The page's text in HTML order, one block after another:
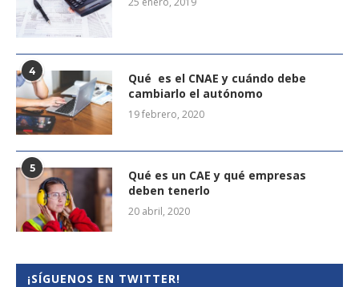
4
Qué es el CNAE y cuándo debe
cambiarlo el autónomo
19 febrero, 2020
5
Qué es un CAE y qué empresas
deben tenerlo
20 abril, 2020
¡SÍGUENOS EN TWITTER!